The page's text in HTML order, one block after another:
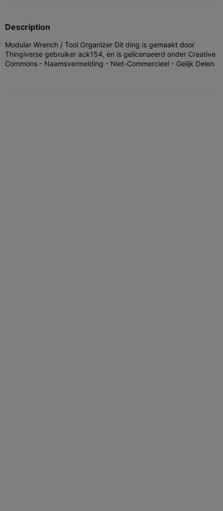
Description
Modular Wrench / Tool Organizer Dit ding is gemaakt door
Thingiverse gebruiker ack154, en is gelicenseerd onder Creative
Commons - Naamsvermelding - Niet-Commercieel - Gelijk Delen